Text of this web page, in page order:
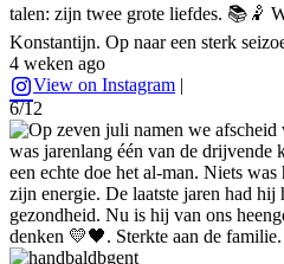
talen: zijn twee grote liefdes. 📚🤾
Konstantijn. Op naar een sterk
4 weken ago
View on Instagram |
6/12